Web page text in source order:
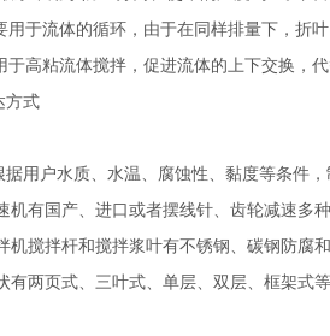
用于流体的循环，由于在同样排量下，折
于高粘流体搅拌，促进流体的上下交换，
方式
据用户水质、水温、腐蚀性、黏度等条件，
机有国产、进口或者摆线针、齿轮减速多种
机搅拌杆和搅拌浆叶有不锈钢、碳钢防腐
有两页式、三叶式、单层、双层、框架式等